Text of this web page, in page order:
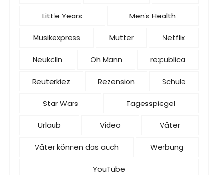
Little Years Men's Health
Musikexpress Mütter Netflix
Neukölln Oh Mann re:publica
Reuterkiez Rezension Schule
Star Wars Tagesspiegel
Urlaub Video Väter
Väter können das auch Werbung
YouTube